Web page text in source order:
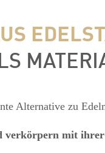
Alternative zu
verkörpern mit